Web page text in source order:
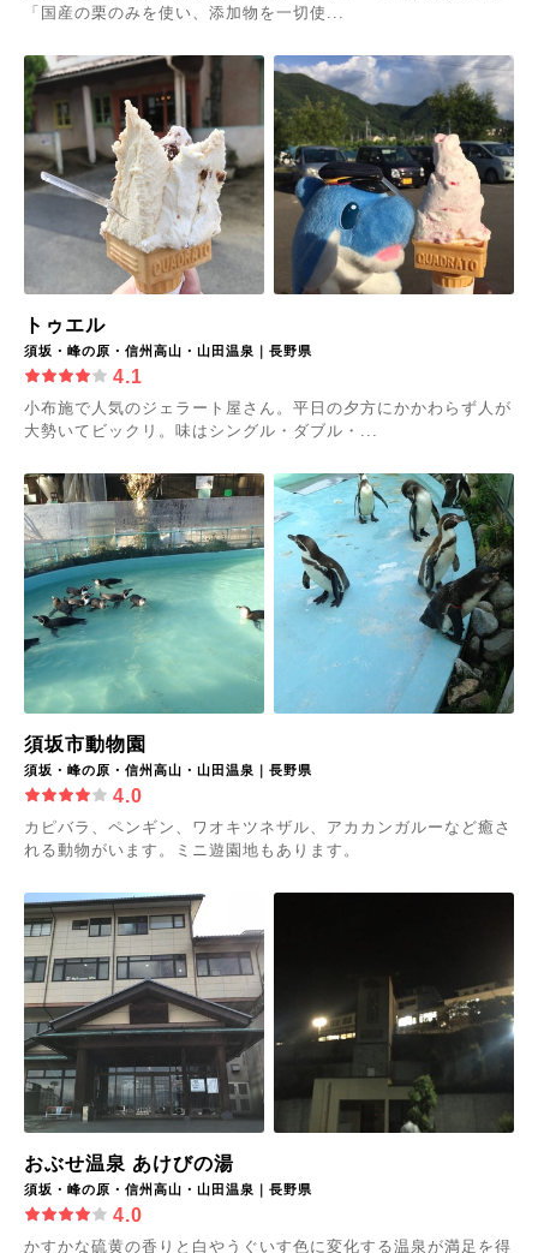
「国産の栗のみを使い、添加物を一切使...
トゥエル
須坂・峰の原・信州高山・山田温泉｜長野県
4.1
小布施で人気のジェラート屋さん。平日の夕方にかかわらず人が
大勢いてビックリ。味はシングル・ダブル・...
須坂市動物園
須坂・峰の原・信州高山・山田温泉｜長野県
4.0
カピバラ、ペンギン、ワオキツネザル、アカカンガルーなど癒さ
れる動物がいます。ミニ遊園地もあります。
おぶせ温泉 あけびの湯
須坂・峰の原・信州高山・山田温泉｜長野県
4.0
かすかな硫黄の香りと白やうぐいす色に変化する温泉が満足を得